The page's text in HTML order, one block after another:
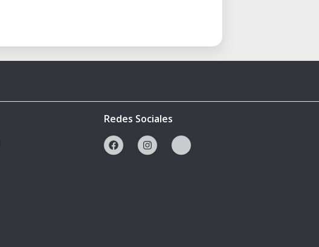
Redes Sociales